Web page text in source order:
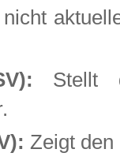
Stellt
Zeigt den